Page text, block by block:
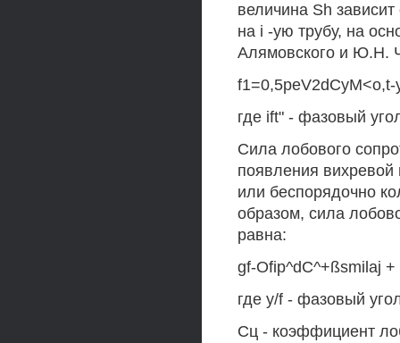
величина Sh
на i -ую трубу, на
Алямовского и Ю.Н.
f1=0,5peV2dCyM<o,t-
где ift" - фазовый
Сила лобового
появления вихревой
или беспорядочно
образом, сила
равна:
gf-Ofip^dC^+ßsmilaj +
где y/f - фазовый
Сц - коэффициент